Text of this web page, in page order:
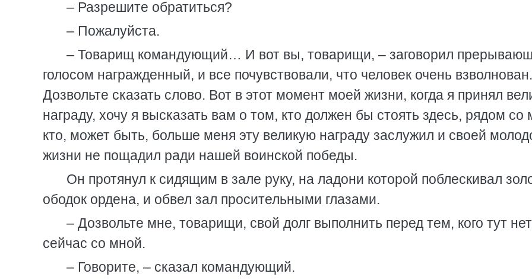
– Разрешите обратиться?
– Пожалуйста.
– Товарищ командующий… И вот вы, товарищи, – заговорил
голосом награжденный, и все почувствовали, что человек очень
Дозвольте сказать слово. Вот в этот момент моей жизни, когда я принял
награду, хочу я высказать вам о том, кто должен бы стоять здесь, рядом со
кто, может быть, больше меня эту великую награду заслужил и своей
жизни не пощадил ради нашей воинской победы.
Он протянул к сидящим в зале руку, на ладони которой поблескивал
ободок ордена, и обвел зал просительными глазами.
– Дозвольте мне, товарищи, свой долг выполнить перед тем, кого тут нет
сейчас со мной.
– Говорите, – сказал командующий.